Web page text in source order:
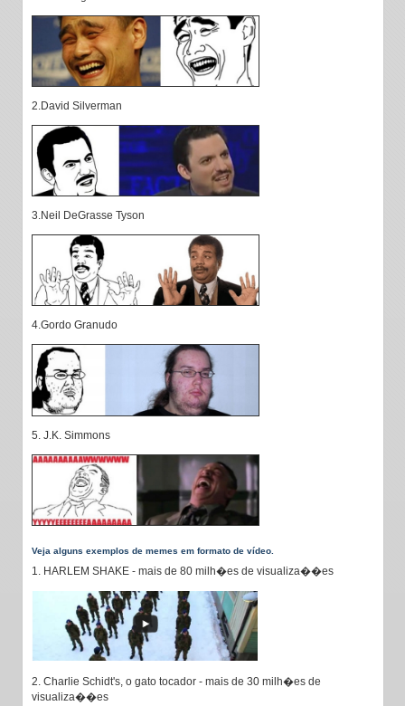
2.David Silverman
3.Neil DeGrasse Tyson
4.Gordo Granudo
5. J.K. Simmons
Veja alguns exemplos de memes em formato de vídeo.
1. HARLEM SHAKE - mais de 80 milh�es de visualiza��es
2. Charlie Schidt's, o gato tocador - mais de 30 milh�es de
visualiza��es